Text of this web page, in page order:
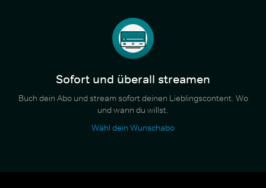
Sofort und überall streamen
Buch dein Abo und stream sofort deinen Lieblingscontent. Wo
und wann du willst.
Wähl dein Wunschabo